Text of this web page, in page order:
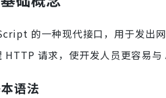
的一种现代接口，用于发出
HTTP 请求，使开发人员更容易与
语法